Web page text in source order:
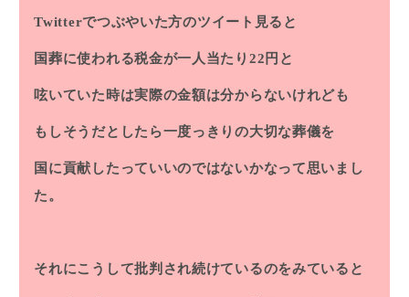
Twitterでつぶやいた方のツイート見ると
国葬に使われる税金が一人当たり22円と
呟いていた時は実際の金額は分からないけれども
もしそうだとしたら一度っきりの大切な葬儀を
国に貢献したっていいのではないかなって思いまし
た。
それにこうして批判され続けているのをみていると